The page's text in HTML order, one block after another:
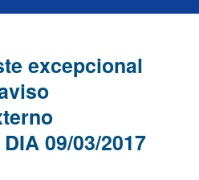
excepcional
09/03/2017